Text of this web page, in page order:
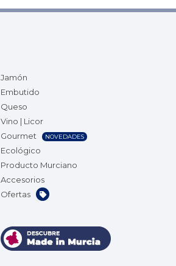
Jamón
Embutido
Queso
Vino | Licor
Gourmet
NOVEDADES
Ecológico
Producto Murciano
Accesorios
Ofertas